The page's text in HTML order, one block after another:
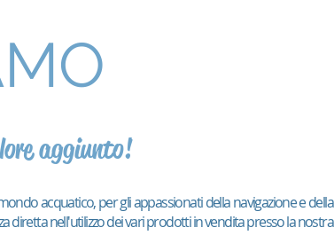
aggiunto!
acquatico, per gli appassionati della navigazione e della
diretta nell'utilizzo dei vari prodotti in vendita presso la nostra